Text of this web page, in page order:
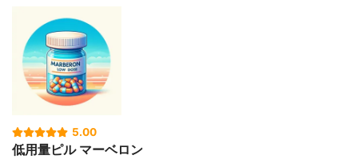
5.00
低用量ピル マーベロン